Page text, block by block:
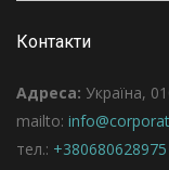
Контакти
Адреса: Україна,
mailto:
тел.: +380680628975